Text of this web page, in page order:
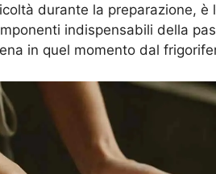
durante la preparazione, è
indispensabili della
in quel momento dal